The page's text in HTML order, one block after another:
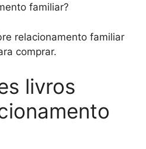
familiar?
relacionamento familiar
comprar.
livros